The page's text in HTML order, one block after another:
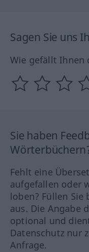
Sagen Sie uns
Wie gefällt Ihnen
Sie haben
Fehlt eine
aufgefallen oder
loben? Füllen Sie
aus. Die Angabe
optional und
Datenschutz nur
Anfrage.